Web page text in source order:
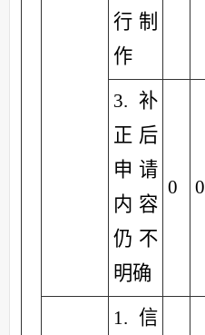
行制
作
3.补
正后
申请
内容
仍不
明确
0 0
1.信